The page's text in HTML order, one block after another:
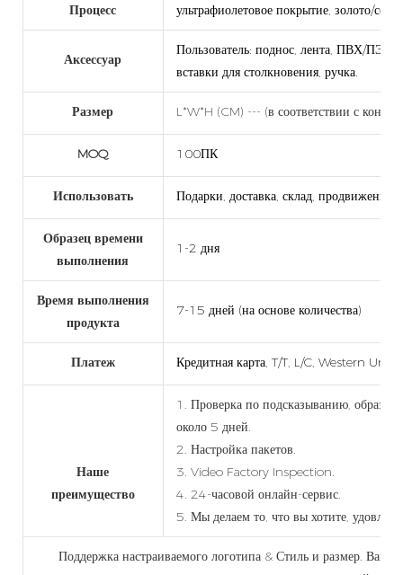
Процесс
ультрафиолетовое покрытие, золото/
Аксессуар
Пользователь: поднос, лента, ПВХ/ПЭТ/
вставки для столкновения, ручка.
Размер L*W*H (CM) --- (в соответствии с
MOQ 100ПК
Использовать Подарки, доставка, склад,
Образец времени
выполнения
1-2 дня
Время выполнения
продукта
7-15 дней (на основе количества)
Платеж Кредитная карта, T/T, L/C, Western
Наше
преимущество
1. Проверка по подсказыванию, образец
около 5 дней.
2. Настройка пакетов.
3. Video Factory Inspection.
4. 24-часовой онлайн-сервис.
5. Мы делаем то, что вы хотите,
Поддержка настраиваемого логотипа & Стиль и размер. Вам